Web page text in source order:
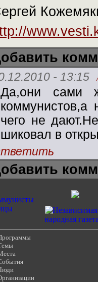
- 13:15
Да,они сами
чего не
шиковал в